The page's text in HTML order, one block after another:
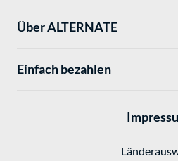
Über ALTERNATE
Einfach bezahlen